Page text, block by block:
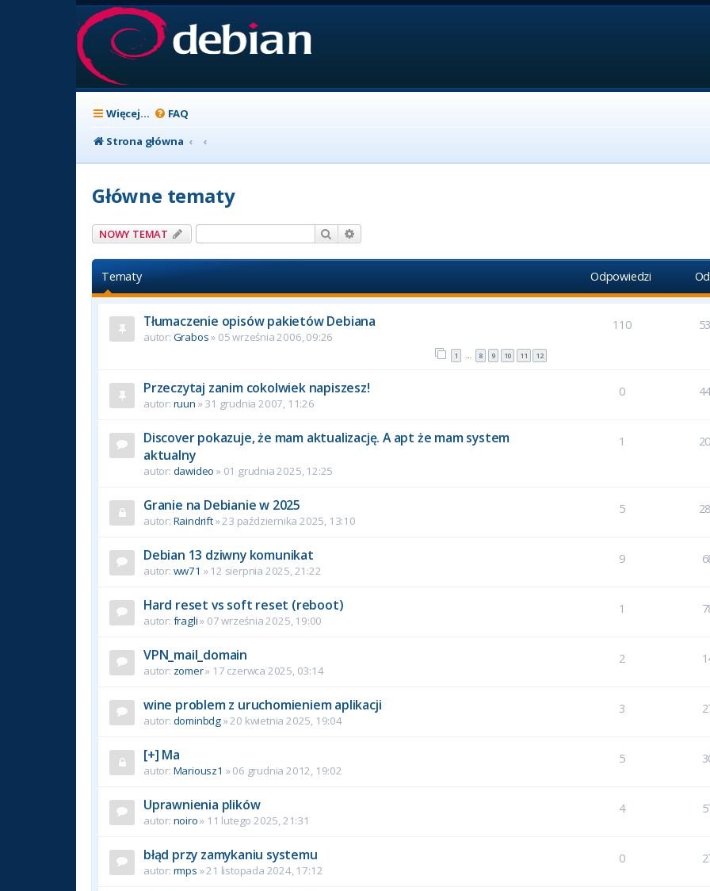
Więcej… FAQ
Strona główna
Główne tematy
NOWY TEMAT Szukaj
Tematy Odpowiedzi
Tłumaczenie opisów pakietów Debiana
autor: Grabos» 05 września 2006, 09:26
1 … 8 9 10 11 12
110
Przeczytaj zanim cokolwiek napiszesz!
autor: ruun » 31 grudnia 2007, 11:26
0
Discover pokazuje, że mam aktualizację. A apt że mam system
aktualny
autor: dawideo » 01 grudnia 2025, 12:25
1
Granie na Debianie w 2025
autor: Raindrift» 23 października 2025, 13:10
5
Debian 13 dziwny komunikat
autor: ww71 » 12 sierpnia 2025, 21:22
9
Hard reset vs soft reset (reboot)
autor: fragli» 07 września 2025, 19:00
1
VPN_mail_domain
autor: zomer» 17 czerwca 2025, 03:14
2
wine problem z uruchomieniem aplikacji
autor: dominbdg» 20 kwietnia 2025, 19:04
3
[+] Ma
autor: Mariousz1 » 06 grudnia 2012, 19:02
5
Uprawnienia plików
autor: noiro» 11 lutego 2025, 21:31
4
błąd przy zamykaniu systemu
autor: rmps » 21 listopada 2024, 17:12
0